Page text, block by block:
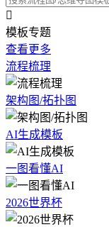

模板专题
查看更多
流程梳理
架构图/拓扑图
AI生成模板
一图看懂AI
2026世界杯